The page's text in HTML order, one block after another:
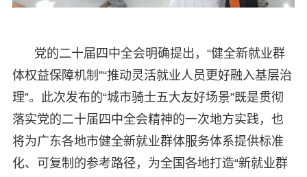
党的二十届四中全会明确提出，“健全新就业群
体权益保障机制”“推动灵活就业人员更好融入基层治
理”。此次发布的“城市骑士五大友好场景”既是贯彻
落实党的二十届四中全会精神的一次地方实践，也
将为广东各地市健全新就业群体服务体系提供标准
化、可复制的参考路径，为全国各地打造“新就业群